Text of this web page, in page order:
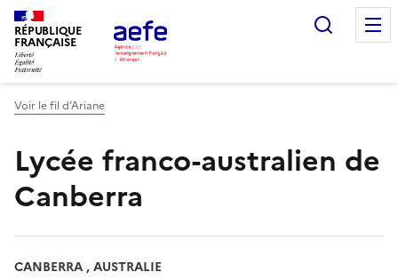
Aller
au
contenu
principal
RÉPUBLIQUE
FRANÇAISE
Voir le fil d’Ariane
Lycée franco-australien de
Canberra
CANBERRA , AUSTRALIE